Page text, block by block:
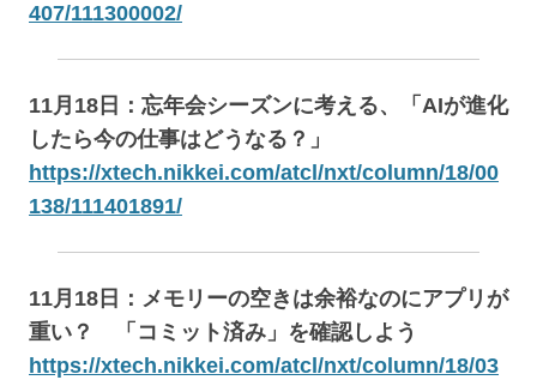
407/111300002/
11月18日：忘年会シーズンに考える、「AIが進化
したら今の仕事はどうなる？」
https://xtech.nikkei.com/atcl/nxt/column/18/00
138/111401891/
11月18日：メモリーの空きは余裕なのにアプリが
重い？ 「コミット済み」を確認しよう
https://xtech.nikkei.com/atcl/nxt/column/18/03